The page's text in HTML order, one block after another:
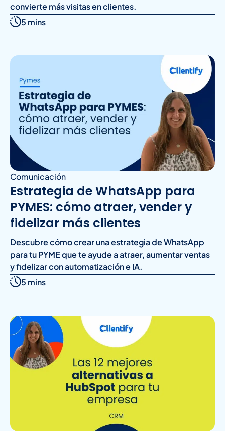
convierte más visitas en clientes.
5 mins
Comunicación
Estrategia de WhatsApp para
PYMES: cómo atraer, vender y
fidelizar más clientes
Descubre cómo crear una estrategia de WhatsApp
para tu PYME que te ayude a atraer, aumentar ventas
y fidelizar con automatización e IA.
5 mins